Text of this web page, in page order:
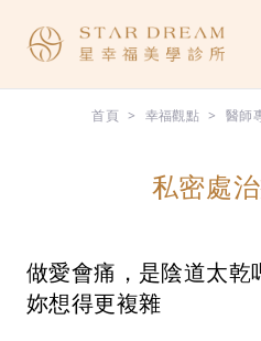
首頁 幸福觀點 醫師
私密處
做愛會痛，是陰道太乾
妳想得更複雜